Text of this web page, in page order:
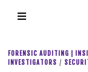
FORENSIC AUDITING |
INVESTIGATORS /